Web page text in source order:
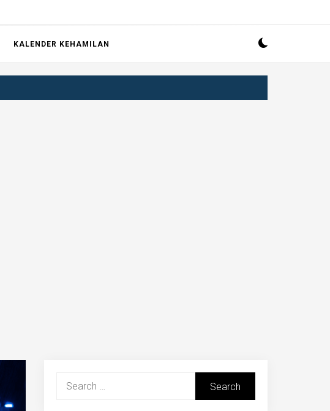
KALENDER KEHAMILAN
Search